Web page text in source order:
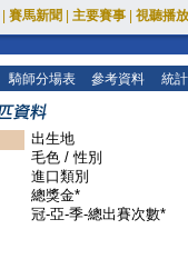
賽馬新聞 主要賽事 視聽播
騎師分場表 參考資料 統
出生地
毛色 / 性別
進口類別
總獎金*
冠-亞-季-總出賽次數*